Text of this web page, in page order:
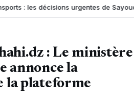
décisions urgentes de Sayoud face
: Le ministère
annonce la
la plateforme